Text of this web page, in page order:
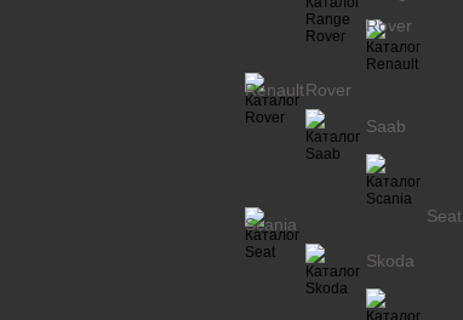
Rover
RenaultRover
Saab
Scania Seat
Skoda